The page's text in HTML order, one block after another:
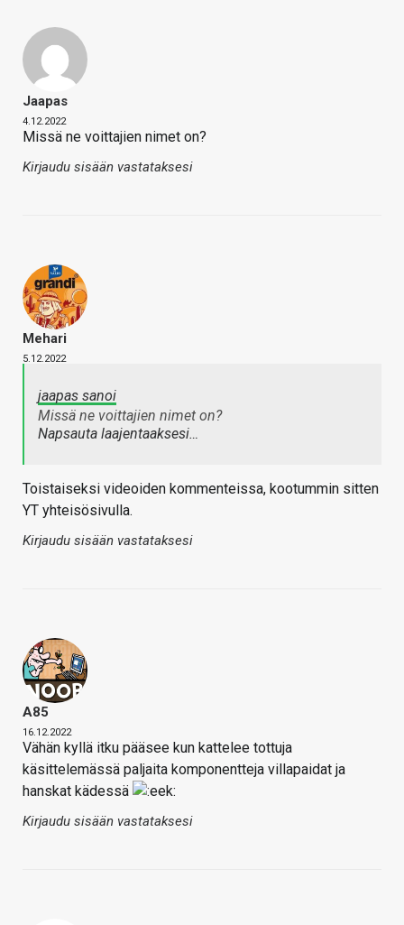
Jaapas
4.12.2022
Missä ne voittajien nimet on?
Kirjaudu sisään vastataksesi
Mehari
5.12.2022
jaapas sanoi
Missä ne voittajien nimet on?
Napsauta laajentaaksesi…
Toistaiseksi videoiden kommenteissa, kootummin sitten
YT yhteisösivulla.
Kirjaudu sisään vastataksesi
A85
16.12.2022
Vähän kyllä itku pääsee kun kattelee tottuja
käsittelemässä paljaita komponentteja villapaidat ja
hanskat kädessä
Kirjaudu sisään vastataksesi